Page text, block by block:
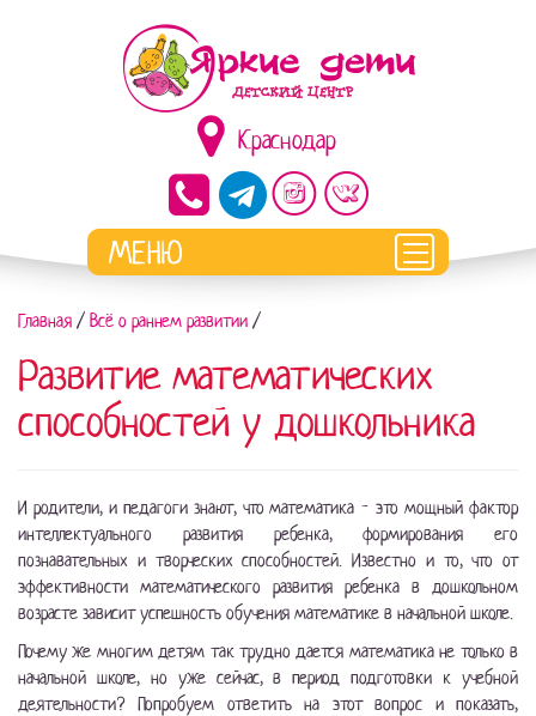
Краснодар
Главная / Всё о раннем развитии /
Развитие математических
способностей у дошкольника
И родители, и педагоги знают, что математика - это мощный фактор
интеллектуального развития ребенка, формирования его
познавательных и творческих способностей. Известно и то, что от
эффективности математического развития ребенка в дошкольном
возрасте зависит успешность обучения математике в начальной школе.
Почему же многим детям так трудно дается математика не только в
начальной школе, но уже сейчас, в период подготовки к учебной
деятельности? Попробуем ответить на этот вопрос и показать,